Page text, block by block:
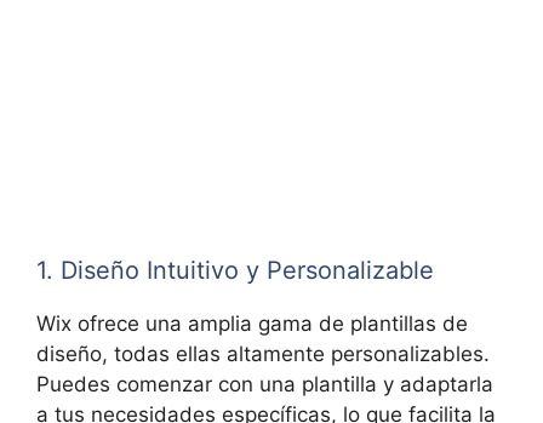
1. Diseño Intuitivo y Personalizable
Wix ofrece una amplia gama de plantillas de
diseño, todas ellas altamente personalizables.
Puedes comenzar con una plantilla y adaptarla
a tus necesidades específicas, lo que facilita la